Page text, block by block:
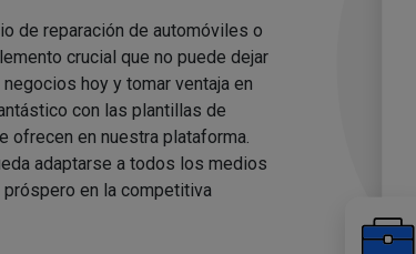
de reparación de automóviles o
crucial que no puede dejar
hoy y tomar ventaja en
con las plantillas de
ofrecen en nuestra plataforma.
adaptarse a todos los medios
en la competitiva